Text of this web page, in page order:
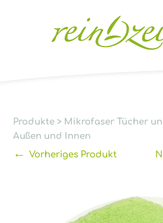
Produkte > Mikrofaser Tücher
Außen und Innen
←Vorheriges Produkt